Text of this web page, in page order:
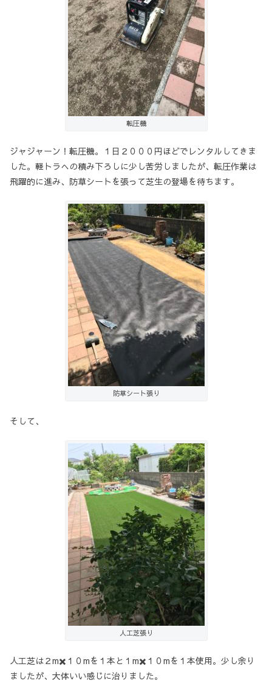
転圧機
ジャジャーン！転圧機。１日２０００円ほどでレンタルしてきま
した。軽トラへの積み下ろしに少し苦労しましたが、転圧作業は
飛躍的に進み、防草シートを張って芝生の登場を待ちます。
防草シート張り
そして、
人工芝張り
人工芝は２m✖️１０mを１本と１m✖️１０mを１本使用。少し余り
ましたが、大体いい感じに治りました。